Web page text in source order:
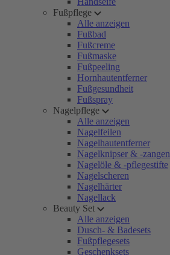
Fußpflege
Alle anzeigen
Fußbad
Fußcreme
Fußmaske
Fußpeeling
Hornhautentferner
Fußgesundheit
Fußspray
Nagelpflege
Alle anzeigen
Nagelfeilen
Nagelhautentferner
Nagelknipser & -zangen
Nagelöle & -pflegestifte
Nagelscheren
Nagelhärter
Nagellack
Beauty Set
Alle anzeigen
Dusch- & Badesets
Fußpflegesets
Geschenksets